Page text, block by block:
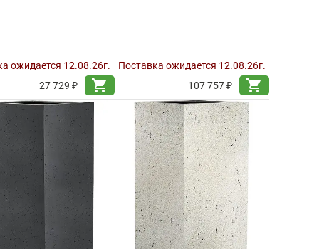
ожидается 12.08.26г.
27 729 ₽
shopping_cart
Поставка ожидается 12.08.26г.
107 757 ₽
shopping_cart